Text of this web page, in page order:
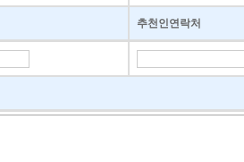
추천인연락처